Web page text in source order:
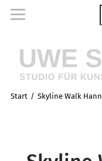
Start Skyline Walk